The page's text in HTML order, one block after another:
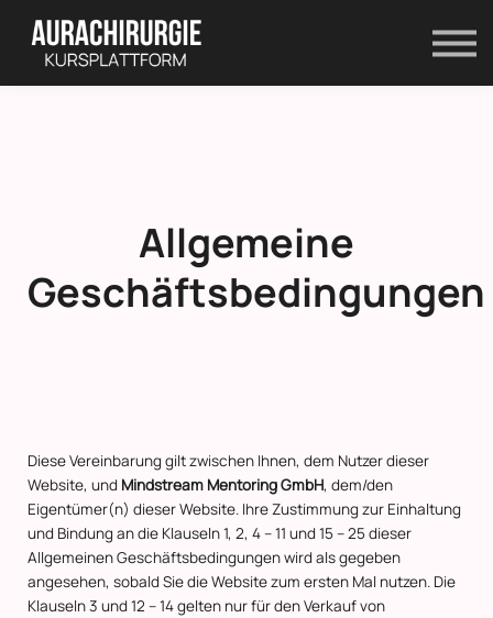
Allgemeine
Geschäftsbedingungen
Diese Vereinbarung gilt zwischen Ihnen, dem Nutzer dieser
Website, und Mindstream Mentoring GmbH, dem/den
Eigentümer(n) dieser Website. Ihre Zustimmung zur Einhaltung
und Bindung an die Klauseln 1, 2, 4 – 11 und 15 – 25 dieser
Allgemeinen Geschäftsbedingungen wird als gegeben
angesehen, sobald Sie die Website zum ersten Mal nutzen. Die
Klauseln 3 und 12 – 14 gelten nur für den Verkauf von